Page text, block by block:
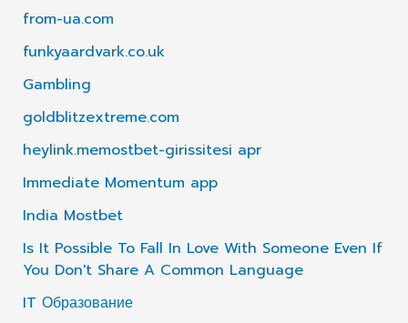
from-ua.com
funkyaardvark.co.uk
Gambling
goldblitzextreme.com
heylink.memostbet-girissitesi apr
Immediate Momentum app
India Mostbet
Is It Possible To Fall In Love With Someone Even If
You Don't Share A Common Language
IT Образование